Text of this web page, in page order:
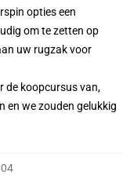
opties een
om te zetten op
uw rugzak voor
de koopcursus van,
en we zouden gelukkig